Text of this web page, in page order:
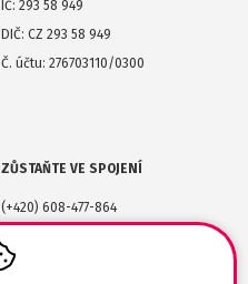
IČ: 293 58 949
DIČ: CZ 293 58 949
Č. účtu: 276703110/0300
ZŮSTAŇTE VE SPOJENÍ
(+420) 608-477-864